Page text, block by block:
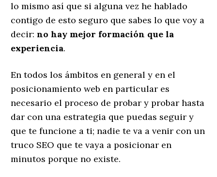
lo mismo así que si alguna vez he hablado
contigo de esto seguro que sabes lo que voy a
decir:no hay mejor formación que la
experiencia.
En todos los ámbitos en general y en el
posicionamiento web en particular es
necesario el proceso de probar y probar hasta
dar con una estrategia que puedas seguir y
que te funcione a ti; nadie te va a venir con un
truco SEO que te vaya a posicionar en
minutos porque no existe.